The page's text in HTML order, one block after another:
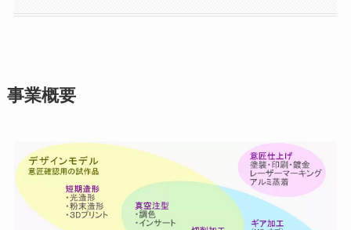
事業概要